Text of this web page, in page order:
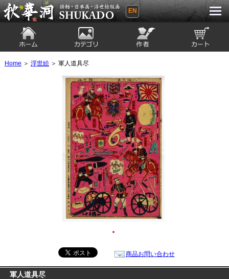
秋華洞 SHUKADO 掛軸・日本画・浮世
EN
Home ＞ 浮世絵＞ 軍人道具尽
●
商品お問い合わせ
軍人道具尽